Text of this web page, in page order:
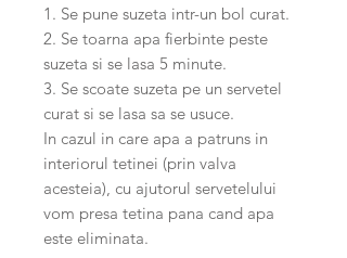
1. Se pune suzeta intr-un bol curat.
2. Se toarna apa fierbinte peste
suzeta si se lasa 5 minute.
3. Se scoate suzeta pe un servetel
curat si se lasa sa se usuce.
In cazul in care apa a patruns in
interiorul tetinei (prin valva
acesteia), cu ajutorul servetelului
vom presa tetina pana cand apa
este eliminata.